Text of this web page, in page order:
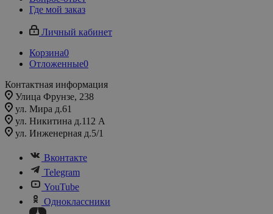
Где мой заказ
Личный кабинет
Корзина0
Отложенные0
Контактная информация
Улица Фрунзе, 238​
ул. Мира д.61
ул. Никитина д.112 А
ул. Инженерная д.5/1
Вконтакте
Telegram
YouTube
Одноклассники